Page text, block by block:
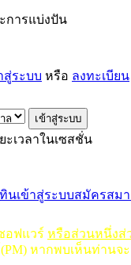
สู่ระบบ หรือ ลงทะเบียน
ะเวลาในเซสชั่น
นเข้าสู่ระบบสมัครสม
อฟแวร์ หรือส่วนหนึ่งส่
หากพบเห็นท่านจ